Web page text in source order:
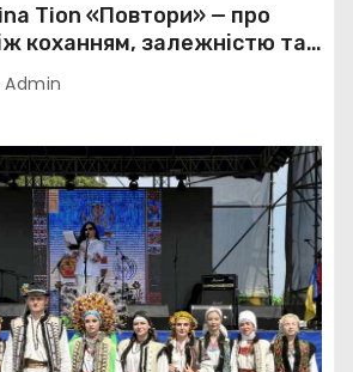
Tion «Повтори» — про
коханням, залежністю та
Admin